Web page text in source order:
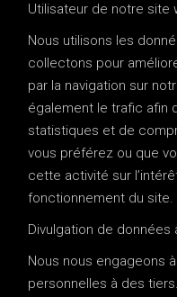
Utilisateur de notre site
Nous utilisons les
collectons pour
par la navigation sur
également le trafic afin
statistiques et de
vous préférez ou que
cette activité sur
fonctionnement du site.
Divulgation de
Nous nous engageons
personnelles à des